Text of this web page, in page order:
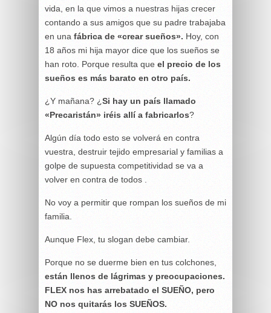
vida, en la que vimos a nuestras hijas crecer
contando a sus amigos que su padre trabajaba
en una fábrica de «crear sueños». Hoy, con
18 años mi hija mayor dice que los sueños se
han roto. Porque resulta que el precio de los
sueños es más barato en otro país.
¿Y mañana? ¿Si hay un país llamado
«Precaristán» iréis allí a fabricarlos?
Algún día todo esto se volverá en contra
vuestra, destruir tejido empresarial y familias a
golpe de supuesta competitividad se va a
volver en contra de todos .
No voy a permitir que rompan los sueños de mi
familia.
Aunque Flex, tu slogan debe cambiar.
Porque no se duerme bien en tus colchones,
están llenos de lágrimas y preocupaciones.
FLEX nos has arrebatado el SUEÑO, pero
NO nos quitarás los SUEÑOS.